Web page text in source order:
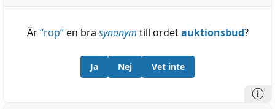
Är“rop”en bra synonym till ordetauktionsbud?
Ja Nej Vet inte